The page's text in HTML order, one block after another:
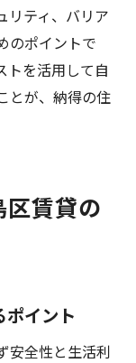
リティ、バリア
のポイントで
トを活用して自
とが、納得の住
賃貸の
イント
安全性と生活利